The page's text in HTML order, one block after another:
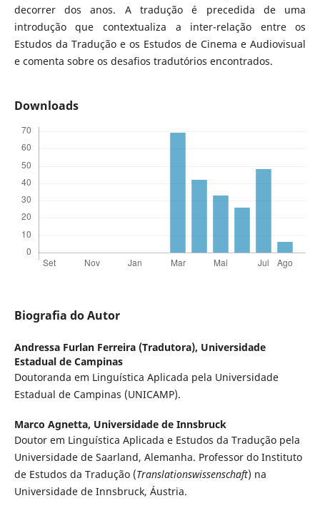
decorrer dos anos. A tradução é precedida de uma
introdução que contextualiza a inter-relação entre os
Estudos da Tradução e os Estudos de Cinema e Audiovisual
e comenta sobre os desafios tradutórios encontrados.
Downloads
Biografia do Autor
Andressa Furlan Ferreira (Tradutora), Universidade
Estadual de Campinas
Doutoranda em Linguística Aplicada pela Universidade
Estadual de Campinas (UNICAMP).
Marco Agnetta, Universidade de Innsbruck
Doutor em Linguística Aplicada e Estudos da Tradução pela
Universidade de Saarland, Alemanha. Professor do Instituto
de Estudos da Tradução (Translationswissenschaft) na
Universidade de Innsbruck, Áustria.